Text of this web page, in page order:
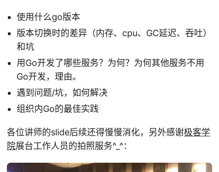
使用什么go版本
版本切换时的差异（内存、cpu、GC延迟、吞吐）
和坑
用Go开发了哪些服务？为何？为何其他服务不用
Go开发，理由。
遇到问题/坑，如何解决
组织内Go的最佳实践
各位讲师的slide后续还得慢慢消化，另外感谢极客学
院展台工作人员的拍照服务^_^：